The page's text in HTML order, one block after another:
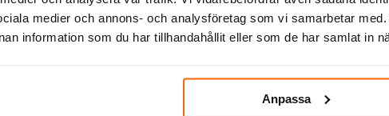
medier och annons- och analysföretag som vi samarbetar
information som du har tillhandahållit eller som de har samlat in
Anpassa
delbetalning, säker leverans ochfri
med leverans inom Sveriges gränser.